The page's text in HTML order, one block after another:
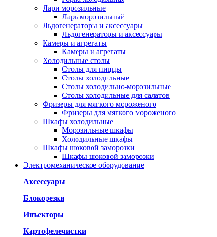
Лари морозильные
Ларь морозильный
Льдогенераторы и аксессуары
Льдогенераторы и аксессуары
Камеры и агрегаты
Камеры и агрегаты
Холодильные столы
Столы для пиццы
Столы холодильные
Столы холодильно-морозильные
Столы холодильные для салатов
Фризеры для мягкого мороженого
Фризеры для мягкого мороженого
Шкафы холодильные
Mорозильные шкафы
Холодильные шкафы
Шкафы шоковой заморозки
Шкафы шоковой заморозки
Электромеханическое оборудование
Аксессуары
Блокорезки
Инъекторы
Картофелечистки